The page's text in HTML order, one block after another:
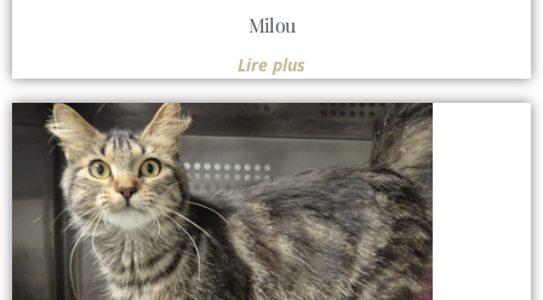
Milou
Lire plus